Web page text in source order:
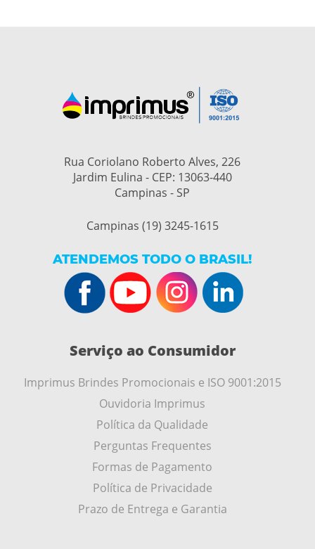
Rua Coriolano Roberto Alves, 226
Jardim Eulina - CEP: 13063-440
Campinas - SP
Campinas (19) 3245-1615
ATENDEMOS TODO O BRASIL!
Serviço ao Consumidor
Imprimus Brindes Promocionais e ISO 9001:2015
Ouvidoria Imprimus
Política da Qualidade
Perguntas Frequentes
Formas de Pagamento
Política de Privacidade
Prazo de Entrega e Garantia